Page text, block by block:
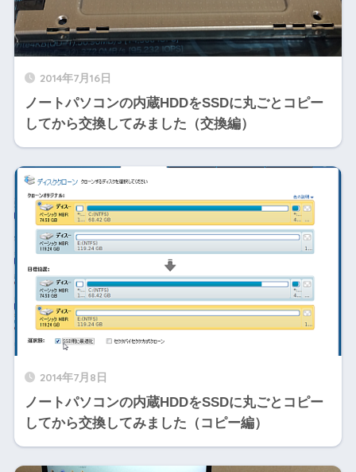
2014年7月16日
ノートパソコンの内蔵HDDをSSDに丸ごとコピー
してから交換してみました（交換編）
2014年7月8日
ノートパソコンの内蔵HDDをSSDに丸ごとコピー
してから交換してみました（コピー編）